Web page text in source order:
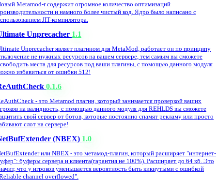
Metamod-r содержит огромное количество оптимизаций
и намного более чистый код. Ядро было написано с
JIT-компилятора.
Unprecacher 1.1
Unprecacher являет плагином для MetaMod, работает он по принципу
не нужных ресурсов на вашем сервере, тем самым вы сможете
места для ресурсов под ваши плагины, с помощью данного модуля
избавиться от ошибки 512!
0.1.6
- это Metamod плагин, который занимается проверкой ваших
на валидность, с помощью данного модуля для REHLDS вы сможете
свой сервер от ботов, которые постоянно спамят рекламу или просто
слот на сервере!
(NBEX) 1.0
или NBEX - это метамод-плагин, который расширяет "интернет-
буферы сервера и клиента(гарантия не 100%). Расширяет до 64 кб. Это
что у игроков уменьшается вероятность быть кикнутыми с ошибкой
channel overflowed".